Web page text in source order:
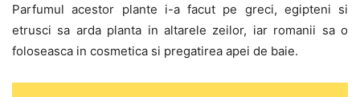
Parfumul acestor plante i-a facut pe greci, egipteni si
etrusci sa arda planta in altarele zeilor, iar romanii sa o
foloseasca in cosmetica si pregatirea apei de baie.